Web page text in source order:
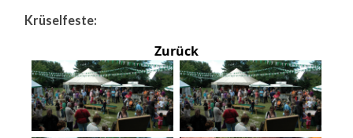
Krüselfeste:
Zurück